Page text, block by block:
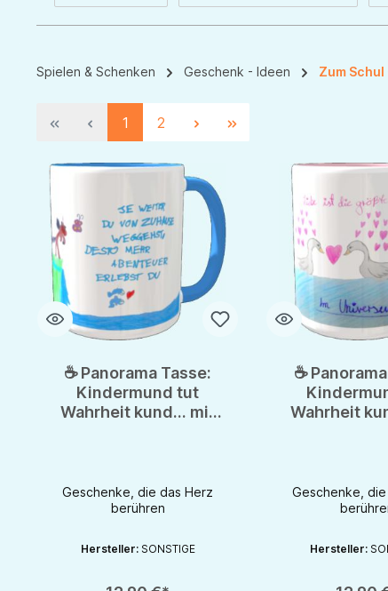
Spielen & Schenken Geschenk - Ideen Zum
1 2
☕ Panorama Tasse:
Kindermund tut
Wahrheit kund... mit
Geschenke, die das Herz
berühren
Hersteller: SONSTIGE
☕
Wahrheit
Geschenke,
Hersteller: